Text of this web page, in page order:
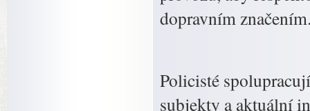
dopravním
Policisté
subjekty a aktuální